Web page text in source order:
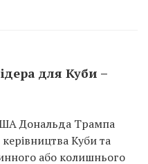
для Куби –
Дональда Трампа
Куби та
або колишнього